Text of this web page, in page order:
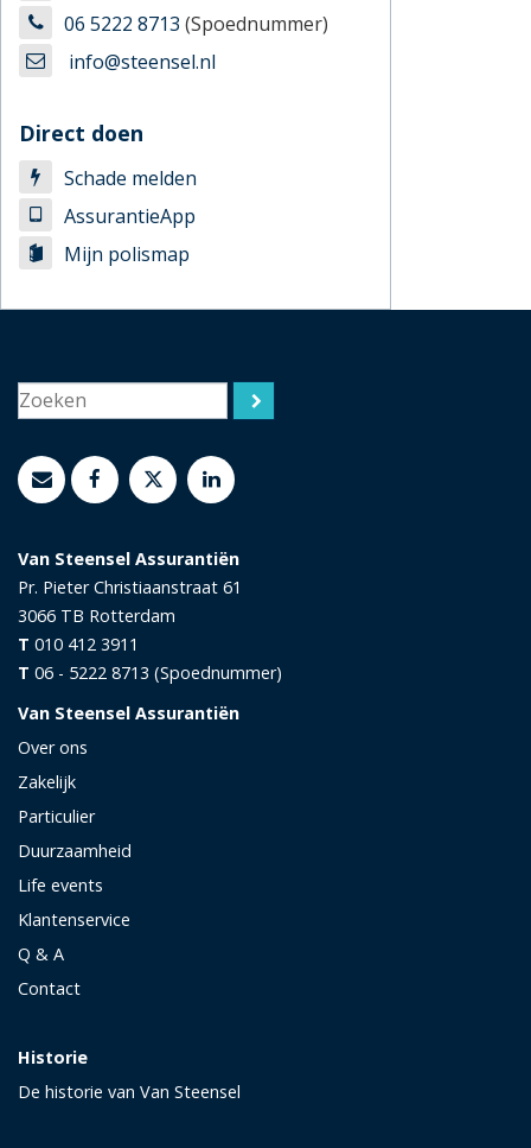
06 5222 8713 (Spoednummer)
info@steensel.nl
Direct doen
Schade melden
AssurantieApp
Mijn polismap
Van Steensel Assurantiën
Pr. Pieter Christiaanstraat 61
3066 TB Rotterdam
T 010 412 3911
T 06 - 5222 8713 (Spoednummer)
Van Steensel Assurantiën
Over ons
Zakelijk
Particulier
Duurzaamheid
Life events
Klantenservice
Q & A
Contact
Historie
De historie van Van Steensel